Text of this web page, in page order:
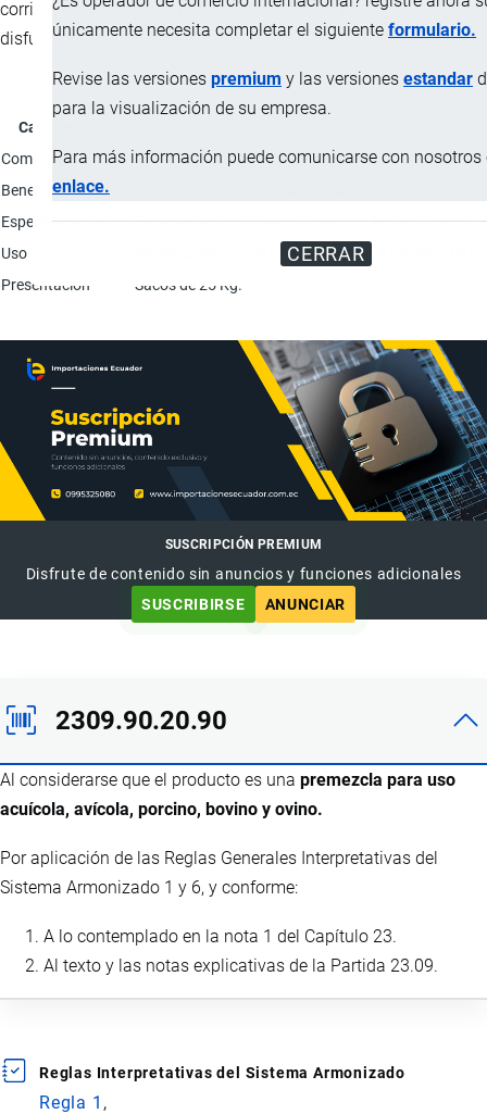
únicamente necesita completar el siguiente formulario.
Revise las versiones premium y las versiones estandar
para la visualización de su empresa.
Para más información puede comunicarse con nosotros
enlace.
CERRAR
corrigiendo procesos entéricos derivados de un
disfuncionamiento iónico.
Característica
Composición
Arcilla sepiolítica (Antiaglomerante): 87.5%; Aroma
Beneficios
Especies de destinoEspecies acuícola, avícola, porcino, bovino y ovino.
Uso
Alimentación animal; Mezclado con el alimento
Presentación
Sacos de 25 Kg.
SUSCRIPCIÓN PREMIUM
Disfrute de contenido sin anuncios y funciones adicionales
SUSCRIBIRSE
ANUNCIAR
2309.90.20.90
Al considerarse que el producto es una premezcla para uso
acuícola, avícola, porcino, bovino y ovino.
Por aplicación de las Reglas Generales Interpretativas del
Sistema Armonizado 1 y 6, y conforme:
A lo contemplado en la nota 1 del Capítulo 23.
Al texto y las notas explicativas de la Partida 23.09.
Reglas Interpretativas del Sistema Armonizado
Regla 1